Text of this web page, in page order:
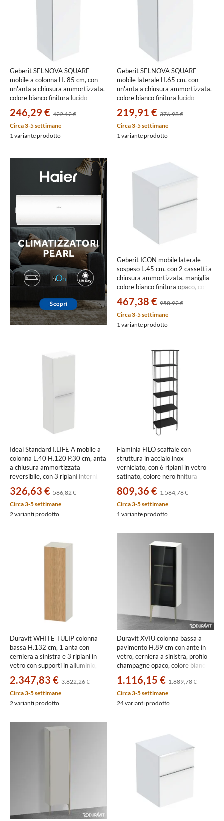
Geberit SELNOVA SQUARE
mobile a colonna H. 85 cm, con
un'anta a chiusura ammortizzata,
colore bianco finitura lucido
246,29 € 422,12 €
Circa 3-5 settimane
1 variante prodotto
Geberit SELNOVA SQUARE
mobile laterale H.65 cm, con
un'anta a chiusura ammortizzata,
colore bianco finitura lucido
219,91 € 376,98 €
Circa 3-5 settimane
1 variante prodotto
Geberit ICON mobile laterale
sospeso L.45 cm, con 2 cassetti a
chiusura ammortizzata, maniglia
colore bianco finitura opaco, corpo
502.315.01.1
467,38 € 958,92 €
Circa 3-5 settimane
1 variante prodotto
Ideal Standard I.LIFE A mobile a
colonna L.40 H.120 P.30 cm, anta
a chiusura ammortizzata
reversibile, con 3 ripiani interni,
T5261DU
326,63 € 586,82 €
Circa 3-5 settimane
2 varianti prodotto
Flaminia FILO scaffale con
struttura in acciaio inox
verniciato, con 6 ripiani in vetro
satinato, colore nero finitura
809,36 € 1.584,78 €
Circa 3-5 settimane
1 variante prodotto
Duravit WHITE TULIP colonna
bassa H.132 cm, 1 anta con
cerniera a sinistra e 3 ripiani in
vetro con supporti in alluminio,
rovere naturale, corpo colore
bianco nordic finitura lucido
WT1332LH5H4
2.347,83 € 3.822,26 €
Circa 3-5 settimane
2 varianti prodotto
Duravit XVIU colonna bassa a
pavimento H.89 cm con ante in
vetro, cerniera a sinistra, profilo
champagne opaco, colore bianco
1.116,15 € 1.889,78 €
Circa 3-5 settimane
24 varianti prodotto